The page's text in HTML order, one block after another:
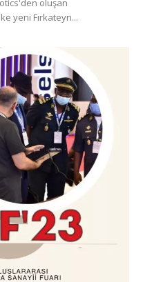
oluşan
yeni Fırkateyn...